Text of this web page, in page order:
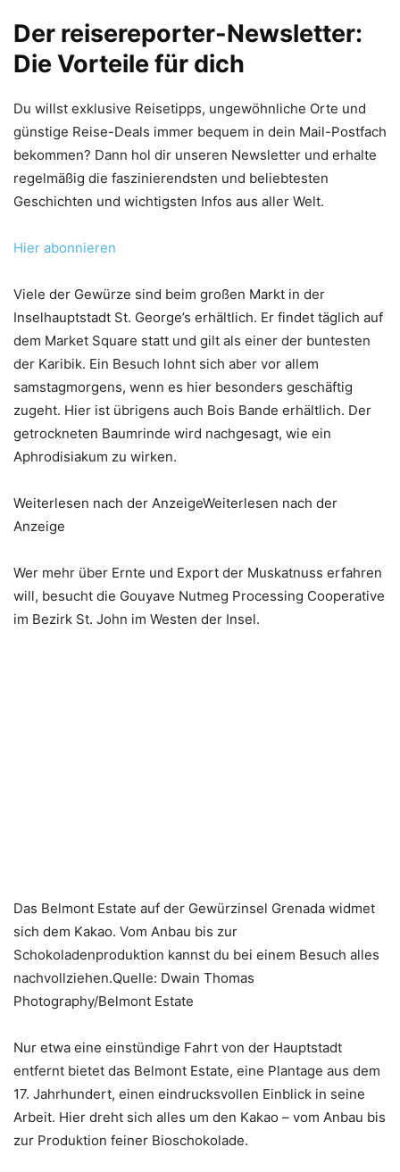
Der reisereporter-Newsletter:
Die Vorteile für dich
Du willst exklusive Reisetipps, ungewöhnliche Orte und
günstige Reise-Deals immer bequem in dein Mail-Postfach
bekommen? Dann hol dir unseren Newsletter und erhalte
regelmäßig die faszinierendsten und beliebtesten
Geschichten und wichtigsten Infos aus aller Welt.
Hier abonnieren
Viele der Gewürze sind beim großen Markt in der
Inselhauptstadt St. George’s erhältlich. Er findet täglich auf
dem Market Square statt und gilt als einer der buntesten
der Karibik. Ein Besuch lohnt sich aber vor allem
samstagmorgens, wenn es hier besonders geschäftig
zugeht. Hier ist übrigens auch Bois Bande erhältlich. Der
getrockneten Baumrinde wird nachgesagt, wie ein
Aphrodisiakum zu wirken.
Weiterlesen nach der AnzeigeWeiterlesen nach der
Anzeige
Wer mehr über Ernte und Export der Muskatnuss erfahren
will, besucht die Gouyave Nutmeg Processing Cooperative
im Bezirk St. John im Westen der Insel.
Das Belmont Estate auf der Gewürzinsel Grenada widmet
sich dem Kakao. Vom Anbau bis zur
Schokoladenproduktion kannst du bei einem Besuch alles
nachvollziehen.Quelle: Dwain Thomas
Photography/Belmont Estate
Nur etwa eine einstündige Fahrt von der Hauptstadt
entfernt bietet das Belmont Estate, eine Plantage aus dem
17. Jahrhundert, einen eindrucksvollen Einblick in seine
Arbeit. Hier dreht sich alles um den Kakao – vom Anbau bis
zur Produktion feiner Bioschokolade.